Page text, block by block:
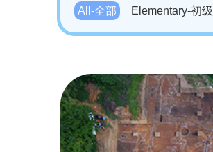
All-全部
Elementary-初级